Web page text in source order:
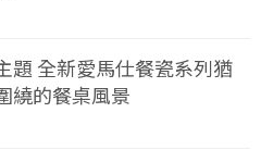
題 全新愛馬仕餐瓷系列猶
繞的餐桌風景